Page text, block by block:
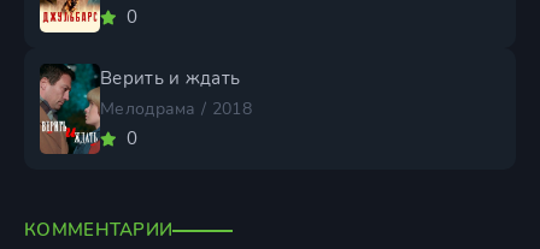
0
Верить и ждать
Мелодрама / 2018
0
КОММЕНТАРИИ